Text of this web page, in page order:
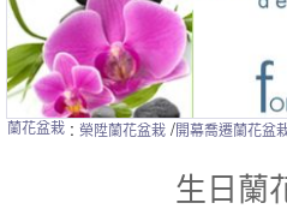
蘭花盆栽 :榮陞蘭花盆栽 /開幕喬遷蘭花盆
生日蘭